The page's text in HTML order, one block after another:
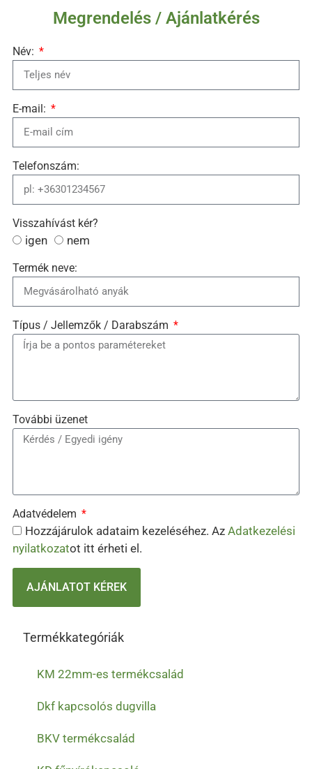
Megrendelés / Ajánlatkérés
Név:
E-mail:
Telefonszám:
Visszahívást kér?
igen nem
Termék neve:
Típus / Jellemzők / Darabszám
További üzenet
Adatvédelem
Hozzájárulok adataim kezeléséhez. Az Adatkezelési
nyilatkozatot itt érheti el.
AJÁNLATOT KÉREK
Termékkategóriák
KM 22mm-es termékcsalád
Dkf kapcsolós dugvilla
BKV termékcsalád